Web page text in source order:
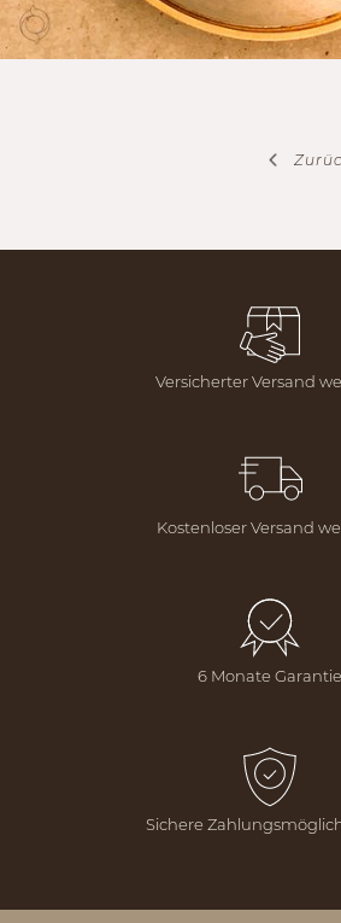
Versicherter Versand
Kostenloser Versand
6 Monate Garantie
Sichere